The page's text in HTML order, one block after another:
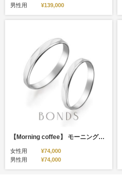
男性用
¥139,000
【Morning coffee】 モーニングコーヒー
女性用
¥74,000
男性用
¥74,000